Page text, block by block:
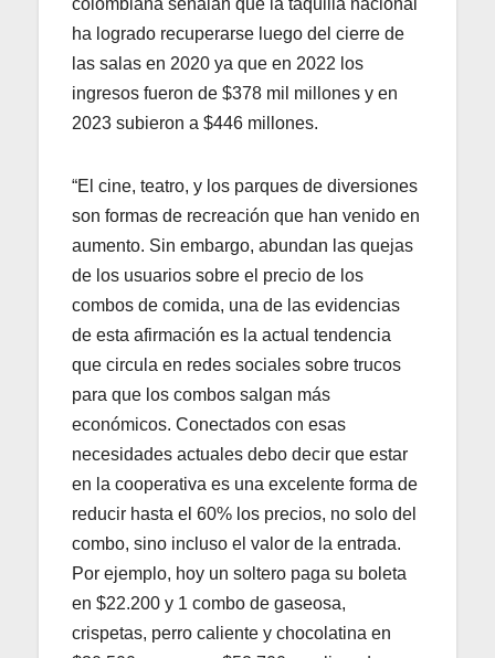
colombiana señalan que la taquilla nacional
ha logrado recuperarse luego del cierre de
las salas en 2020 ya que en 2022 los
ingresos fueron de $378 mil millones y en
2023 subieron a $446 millones.
“El cine, teatro, y los parques de diversiones
son formas de recreación que han venido en
aumento. Sin embargo, abundan las quejas
de los usuarios sobre el precio de los
combos de comida, una de las evidencias
de esta afirmación es la actual tendencia
que circula en redes sociales sobre trucos
para que los combos salgan más
económicos. Conectados con esas
necesidades actuales debo decir que estar
en la cooperativa es una excelente forma de
reducir hasta el 60% los precios, no solo del
combo, sino incluso el valor de la entrada.
Por ejemplo, hoy un soltero paga su boleta
en $22.200 y 1 combo de gaseosa,
crispetas, perro caliente y chocolatina en